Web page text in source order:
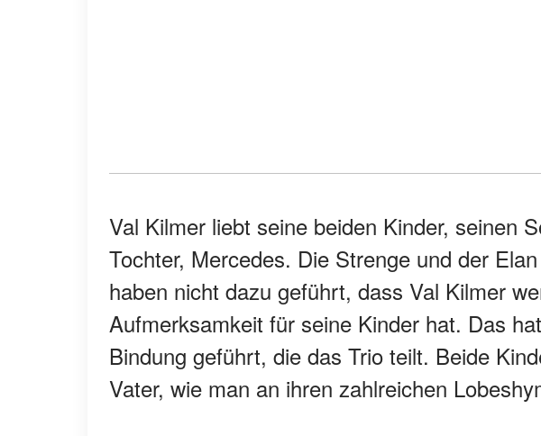
Val Kilmer liebt seine beiden Kinder, seinen
Tochter, Mercedes. Die Strenge und der
haben nicht dazu geführt, dass Val Kilmer
Aufmerksamkeit für seine Kinder hat. Das
Bindung geführt, die das Trio teilt. Beide
Vater, wie man an ihren zahlreichen